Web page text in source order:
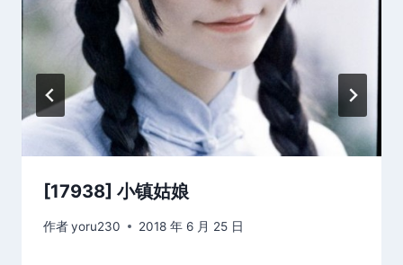
[17938] 小镇姑娘
作者yoru230 2018 年 6 月 25 日